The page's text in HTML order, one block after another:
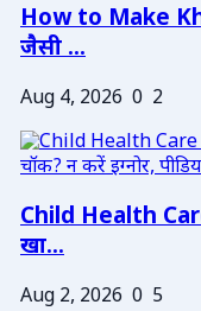
How to Make
जैसी ...
Aug 4, 2026 0 2
Child Health
खा...
Aug 2, 2026 0 5